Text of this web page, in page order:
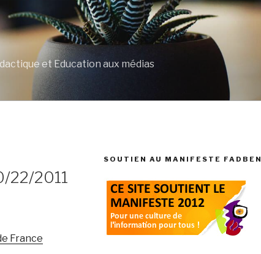
et Education aux médias
22/2011
France
SOUTIEN AU MANIFESTE FADBEN